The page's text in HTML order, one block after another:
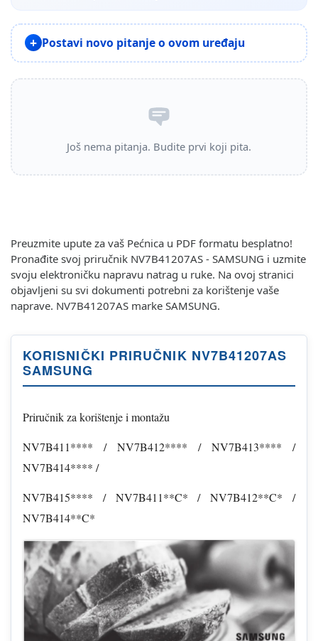
Postavi novo pitanje o ovom uređaju
Još nema pitanja. Budite prvi koji pita.
Preuzmite upute za vaš Pećnica u PDF formatu besplatno!
Pronađite svoj priručnik NV7B41207AS - SAMSUNG i uzmite
svoju elektroničku napravu natrag u ruke. Na ovoj stranici
objavljeni su svi dokumenti potrebni za korištenje vaše
naprave. NV7B41207AS marke SAMSUNG.
KORISNIČKI PRIRUČNIK NV7B41207AS
SAMSUNG
Priručnik za korištenje i montažu
NV7B411**** / NV7B412**** / NV7B413**** /
NV7B414**** /
NV7B415**** / NV7B411**C* / NV7B412**C* /
NV7B414**C*